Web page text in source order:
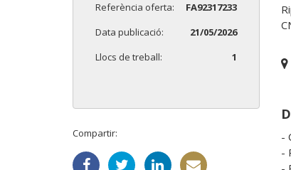
Referència oferta:
FA92317233
Data publicació:
21/05/2026
Llocs de treball:
1
Compartir:
-
-